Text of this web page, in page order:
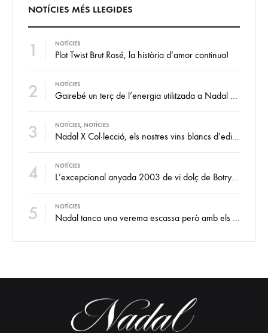
NOTÍCIES MÉS LLEGIDES
1 NOTÍCIES
Plot Twist Brut Rosé, la història d’amor continua!
2 NOTÍCIES
Gairebé un terç de l’energia utilitzada a Nadal és renovable
3 NOTÍCIES, NOTÍCIES
Nadal X Col·lecció, els nostres vins blancs d’edició limitada de les millors collites de xarel·lo i xarel·lo vermell
4 NOTÍCIES
L’excepcional anyada 2003 de vi dolç de Botrytis Noble, a punt per a què en gaudeixis
5 NOTÍCIES
Nadal tanca una verema escassa però amb els fonaments intactes i la vista al futur